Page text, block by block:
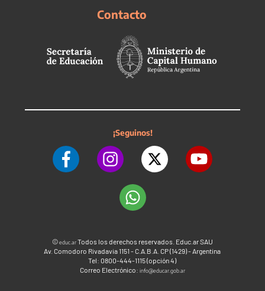
Contacto
¡Seguinos!
©educ.arTodos los derechos reservados. Educ.ar SAU
Av. Comodoro Rivadavia 1151 - C.A.B.A. CP (1429) - Argentina
Tel: 0800-444-1115 (opción 4)
Correo Electrónico: info@educar.gob.ar